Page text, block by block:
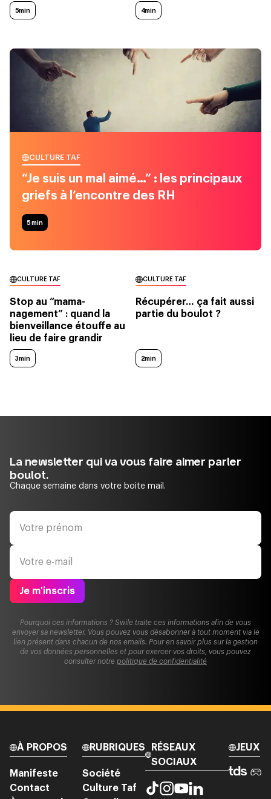
5min 4min
CULTURE TAF
“Je suis un mal aimé…” : les principaux
griefs à l’encontre des RH
5min
CULTURE TAF
Stop au “mama-
nagement” : quand la
bienveillance étouffe au
lieu de faire grandir
3min
CULTURE TAF
Récupérer… ça fait aussi
partie du boulot ?
2min
La newsletter qui va vous faire aimer parler
boulot.
Chaque semaine dans votre boite mail.
Je m'inscris
Pourquoi ces informations ? Swile traite ces informations afin de vous
envoyer sa newsletter. Vous pouvez vous désabonner à tout moment via le
lien présent dans chacun de nos emails. Pour en savoir plus sur la gestion
de vos données personnelles et pour exercer vos droits, vous pouvez
consulter notre politique de confidentialité
À PROPOS
Manifeste
Contact
RUBRIQUES
Société
Culture Taf
RÉSEAUX
SOCIAUX
JEUX